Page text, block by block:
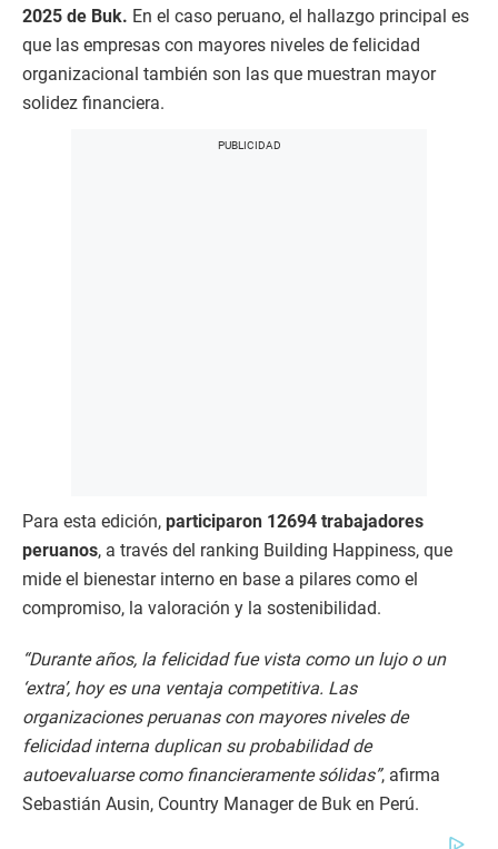
2025 de Buk. En el caso peruano, el hallazgo principal es
que las empresas con mayores niveles de felicidad
organizacional también son las que muestran mayor
solidez financiera.
Para esta edición, participaron 12694 trabajadores
peruanos, a través del ranking Building Happiness, que
mide el bienestar interno en base a pilares como el
compromiso, la valoración y la sostenibilidad.
“Durante años, la felicidad fue vista como un lujo o un
‘extra’, hoy es una ventaja competitiva. Las
organizaciones peruanas con mayores niveles de
felicidad interna duplican su probabilidad de
autoevaluarse como financieramente sólidas”, afirma
Sebastián Ausin, Country Manager de Buk en Perú.